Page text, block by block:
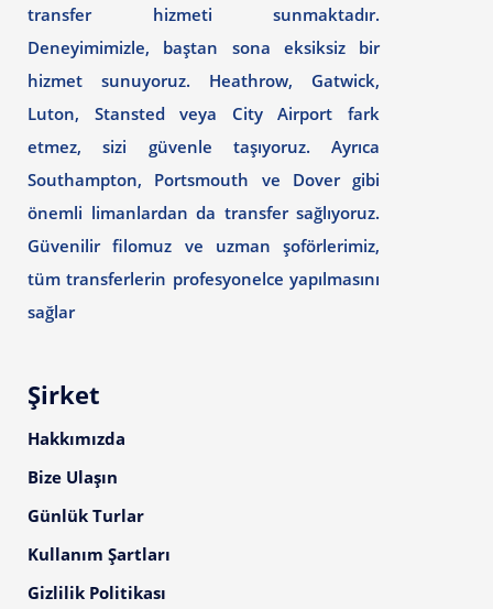
transfer hizmeti sunmaktadır.
Deneyimimizle, baştan sona eksiksiz bir
hizmet sunuyoruz. Heathrow, Gatwick,
Luton, Stansted veya City Airport fark
etmez, sizi güvenle taşıyoruz. Ayrıca
Southampton, Portsmouth ve Dover gibi
önemli limanlardan da transfer sağlıyoruz.
Güvenilir filomuz ve uzman şoförlerimiz,
tüm transferlerin profesyonelce yapılmasını
sağlar
Şirket
Hakkımızda
Bize Ulaşın
Günlük Turlar
Kullanım Şartları
Gizlilik Politikası